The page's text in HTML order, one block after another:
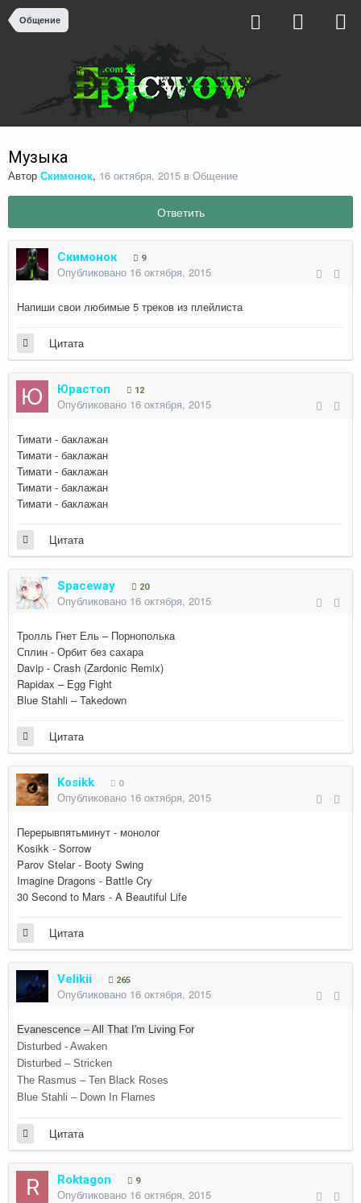
Общение
Музыка
Автор Скимонок, 16 октября, 2015 в Общение
Ответить
Скимонок 9
Опубликовано 16 октября, 2015
Напиши свои любимые 5 треков из плейлиста
Цитата
Юрастоп 12
Опубликовано 16 октября, 2015
Тимати - баклажан
Тимати - баклажан
Тимати - баклажан
Тимати - баклажан
Тимати - баклажан
Цитата
Spaceway 20
Опубликовано 16 октября, 2015
Тролль Гнет Ель – Порнополька
Сплин - Орбит без сахара
Davip - Crash (Zardonic Remix)
Rapidax – Egg Fight
Blue Stahli – Takedown
Цитата
Kosikk 0
Опубликовано 16 октября, 2015
Перерывпятьминут - монолог
Kosikk - Sorrow
Parov Stelar - Booty Swing
Imagine Dragons - Battle Cry
30 Second to Mars - A Beautiful Life
Цитата
Velikii 265
Опубликовано 16 октября, 2015
Evanescence – All That I'm Living For
Disturbed - Awaken
Disturbed – Stricken
The Rasmus – Ten Black Roses
Blue Stahli – Down In Flames
Цитата
Roktagon 9
Опубликовано 16 октября, 2015